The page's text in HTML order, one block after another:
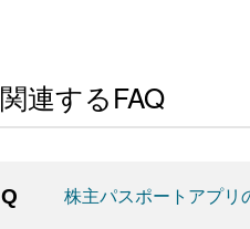
関連するFAQ
株主パスポートアプリ